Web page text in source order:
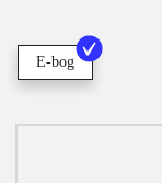
E-bog